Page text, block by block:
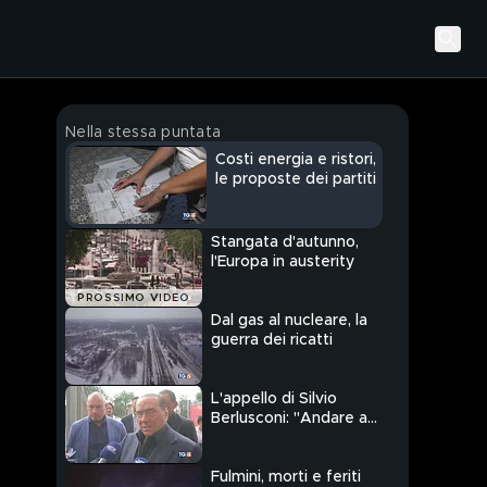
Nella stessa puntata
Costi energia e ristori,
le proposte dei partiti
PROSSIMO VIDEO
Stangata d'autunno,
l'Europa in austerity
Dal gas al nucleare, la
guerra dei ricatti
L'appello di Silvio
Berlusconi: "Andare a
Fulmini, morti e feriti